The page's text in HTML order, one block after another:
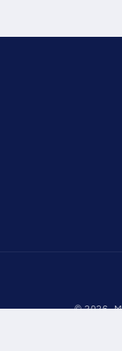
© 2026,